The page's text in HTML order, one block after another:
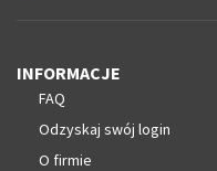
INFORMACJE
FAQ
Odzyskaj swój login
O firmie